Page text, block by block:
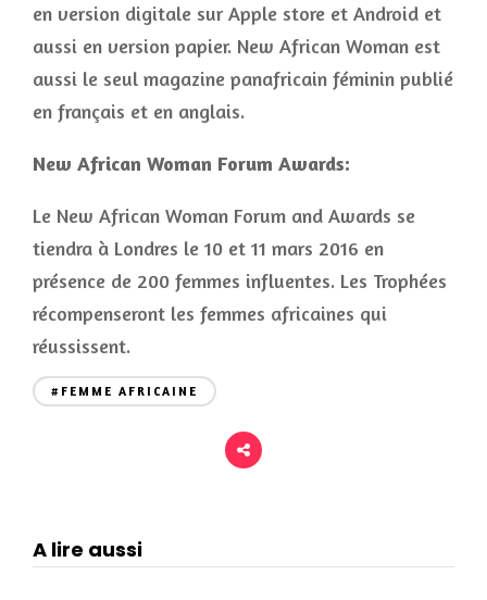
en version digitale sur Apple store et Android et
aussi en version papier. New African Woman est
aussi le seul magazine panafricain féminin publié
en français et en anglais.
New African Woman Forum Awards:
Le New African Woman Forum and Awards se
tiendra à Londres le 10 et 11 mars 2016 en
présence de 200 femmes influentes. Les Trophées
récompenseront les femmes africaines qui
réussissent.
#FEMME AFRICAINE
A lire aussi